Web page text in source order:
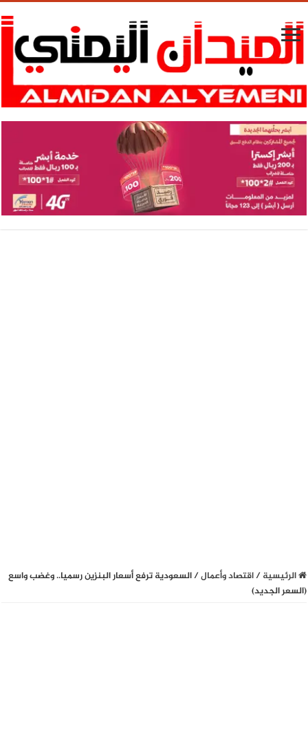
الرئيسية / اقتصاد وأعمال / السعودية ترفع أسعار البنزين رسميا.. وغضب واسع
(السعر الجديد)